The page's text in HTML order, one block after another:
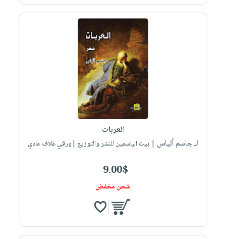
العربات
لـ جاسم ألياس | بيت الياسمين للنشر والتوزيع |ورقي غلاف عادي
9.00$
شحن مخفض